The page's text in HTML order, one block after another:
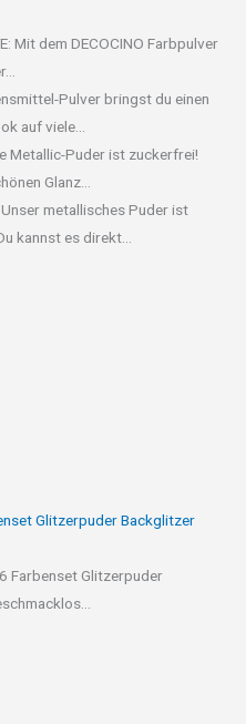
Mit dem DECOCINO Farbpulver
Pulver bringst du einen
auf viele...
Metallic-Puder ist zuckerfrei!
Glanz...
Unser metallisches Puder ist
kannst es direkt...
Glitzerpuder Backglitzer
Farbenset Glitzerpuder